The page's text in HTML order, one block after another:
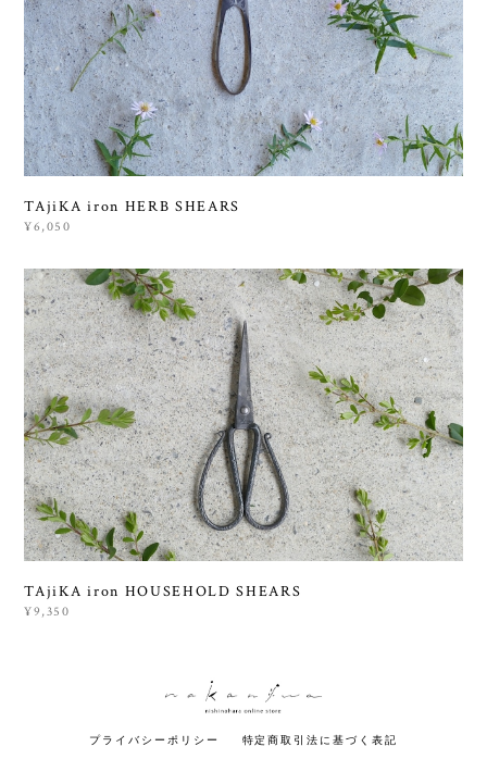
TAjiKA iron HERB SHEARS
¥6,050
TAjiKA iron HOUSEHOLD SHEARS
¥9,350
プライバシーポリシー 特定商取引法に基づく表記